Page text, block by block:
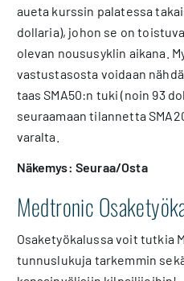
aueta kurssin palatessa
dollaria), johon se on
olevan noususyklin aikana.
vastustasosta voidaan
taas SMA50:n tuki (noin 93
seuraamaan tilannetta
varalta.
Näkemys: Seuraa/Osta
Medtronic
Osaketyökalussa voit tutkia
tunnuslukuja tarkemmin